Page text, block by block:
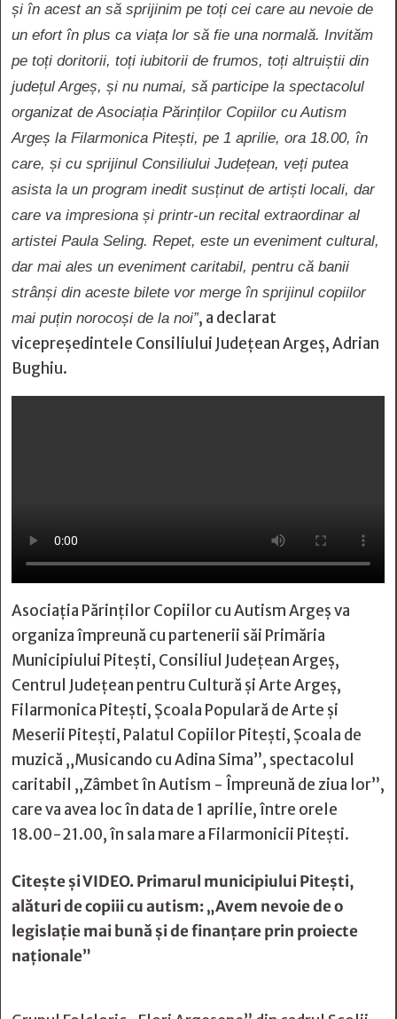
și în acest an să sprijinim pe toți cei care au nevoie de
un efort în plus ca viața lor să fie una normală. Invităm
pe toți doritorii, toți iubitorii de frumos, toți altruiștii din
județul Argeș, și nu numai, să participe la spectacolul
organizat de Asociația Părinților Copiilor cu Autism
Argeș la Filarmonica Pitești, pe 1 aprilie, ora 18.00, în
care, și cu sprijinul Consiliului Județean, veți putea
asista la un program inedit susținut de artiști locali, dar
care va impresiona și printr-un recital extraordinar al
artistei Paula Seling. Repet, este un eveniment cultural,
dar mai ales un eveniment caritabil, pentru că banii
strânși din aceste bilete vor merge în sprijinul copiilor
mai puțin norocoși de la noi”, a declarat
vicepreședintele Consiliului Județean Argeș, Adrian
Bughiu.
Asociația Părinților Copiilor cu Autism Argeș va
organiza împreună cu partenerii săi Primăria
Municipiului Pitești, Consiliul Județean Argeș,
Centrul Județean pentru Cultură și Arte Argeș,
Filarmonica Pitești, Școala Populară de Arte și
Meserii Pitești, Palatul Copiilor Pitești, Școala de
muzică „Musicando cu Adina Sima”, spectacolul
caritabil „Zâmbet în Autism - Împreună de ziua lor”,
care va avea loc în data de 1 aprilie, între orele
18.00-21.00, în sala mare a Filarmonicii Pitești.
Citește șiVIDEO. Primarul municipiului Pitești,
alături de copiii cu autism: „Avem nevoie de o
legislație mai bună și de finanțare prin proiecte
naționale”